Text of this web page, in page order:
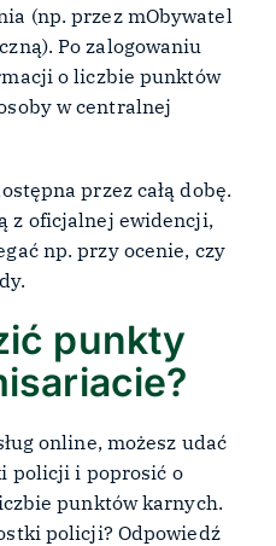
(np. przez mObywatel
Po zalogowaniu
o liczbie punktów
w centralnej
przez całą dobę.
z oficjalnej ewidencji,
np. przy ocenie, czy
punkty
online, możesz udać
policji i poprosić o
punktów karnych.
policji? Odpowiedź